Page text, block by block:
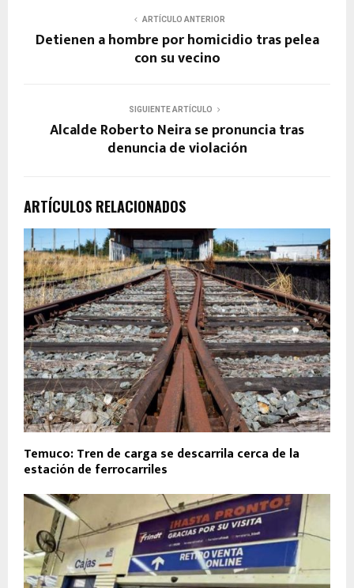
ARTÍCULO ANTERIOR
Detienen a hombre por homicidio tras pelea
con su vecino
SIGUIENTE ARTÍCULO
Alcalde Roberto Neira se pronuncia tras
denuncia de violación
ARTÍCULOS RELACIONADOS
Temuco: Tren de carga se descarrila cerca de la
estación de ferrocarriles